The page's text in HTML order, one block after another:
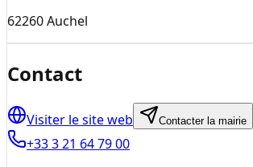
62260Auchel
Contact
Visiter le site web Contacter la mairie
+33 3 21 64 79 00